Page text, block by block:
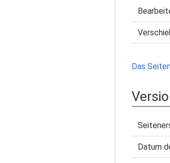
Das
Datum